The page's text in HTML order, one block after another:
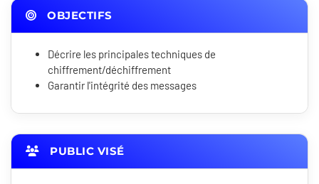
OBJECTIFS
Décrire les principales techniques de
chiffrement/déchiffrement
Garantir l'intégrité des messages
PUBLIC VISÉ